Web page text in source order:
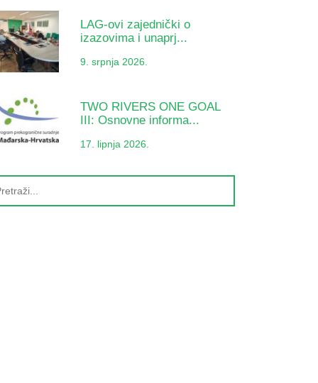
LAG-ovi zajednički o
izazovima i unaprj...
9. srpnja 2026.
TWO RIVERS ONE GOAL
III: Osnovne informa...
17. lipnja 2026.